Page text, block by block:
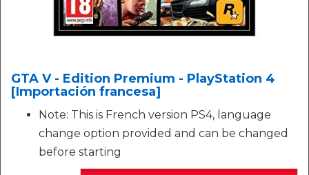
GTA V - Edition Premium - PlayStation 4
[Importación francesa]
Note: This is French version PS4, language
change option provided and can be changed
before starting